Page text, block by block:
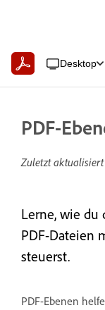
Desktop
PDF-
Zuletzt
Lerne, wie du
PDF-Dateien
steuerst.
PDF-Ebenen